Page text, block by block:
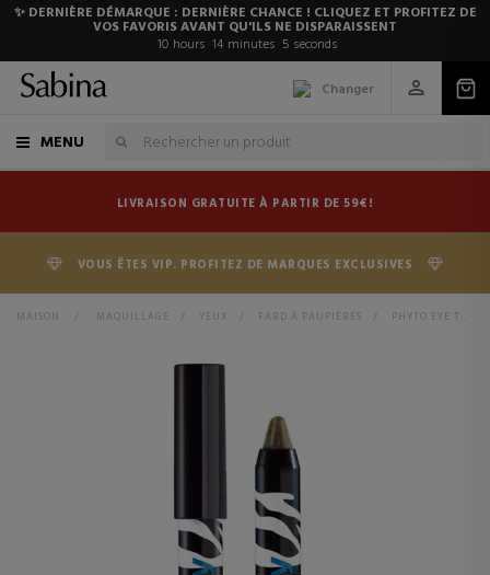
✨ DERNIÈRE DÉMARQUE : DERNIÈRE CHANCE ! CLIQUEZ ET PROFITEZ DE
VOS FAVORIS AVANT QU'ILS NE DISPARAISSENT
10 hours 14 minutes 5 seconds
Changer
MENU
LIVRAISON GRATUITE À PARTIR DE 59€!
VOUS ÊTES VIP. PROFITEZ DE MARQUES EXCLUSIVES
MAISON > MAQUILLAGE > YEUX > FARD À PAUPIÈRES > PHYTO EYE TWIST